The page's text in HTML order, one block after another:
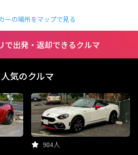
ーの場所をマップで見る
で出発・返却できるクルマ
人気のクルマ
984人